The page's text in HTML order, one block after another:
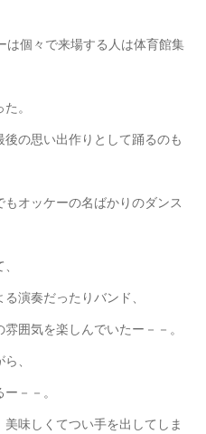
は個々で来場する人は体育館集
。
の思い出作りとして踊るのも
オッケーの名ばかりのダンス
演奏だったりバンド、
囲気を楽しんでいたー－－。
、
－－。
味しくてつい手を出してしま